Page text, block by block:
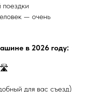
— очень
в 2026 году:
🛣️
для вас съезд)